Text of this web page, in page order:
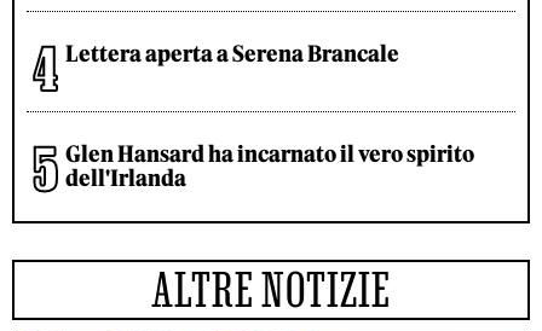
Lettera aperta a Serena Brancale
Glen Hansard ha incarnato il vero spirito
dell'Irlanda
ALTRE NOTIZIE